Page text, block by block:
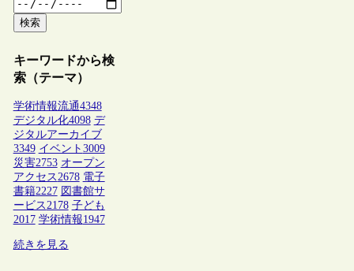
検索
キーワードから検
索（テーマ）
学術情報流通4348
デジタル化4098 デ
ジタルアーカイブ
3349 イベント 3009
災害2753 オープン
アクセス2678 電子
書籍2227 図書館サ
ービス2178 子ども
2017 学術情報1947
続きを見る